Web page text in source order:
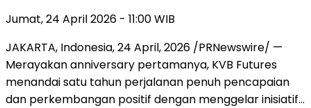
Jumat, 24 April 2026 - 11:00 WIB
JAKARTA, Indonesia, 24 April, 2026 /PRNewswire/ —
Merayakan anniversary pertamanya, KVB Futures
menandai satu tahun perjalanan penuh pencapaian
dan perkembangan positif dengan menggelar inisiatif…